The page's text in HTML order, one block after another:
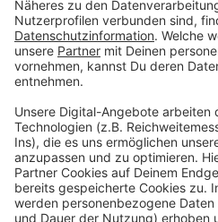
Uhr ab Aalten in Richtung
Linie C13 (Industriepark) –
Sie verkehrt ganztägig (ohne
gewohnten Takt (alle 40/20
während der Betriebspause
Bustreffs während des
Haltestellen Bahnhof und
Industriepark, um den
Karnevalisten“ eine